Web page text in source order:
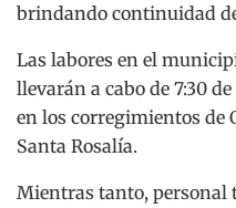
brindando continuidad
Las labores en el
llevarán a cabo de 7:30
en los corregimientos de
Santa Rosalía.
Mientras tanto, personal